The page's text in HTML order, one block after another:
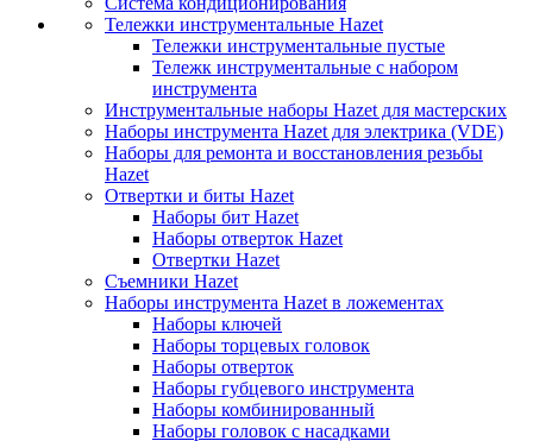
Тележки инструментальные Hazet
Тележки инструментальные пустые
Тележк инструментальные с набором
инструмента
Инструментальные наборы Hazet для мастерских
Наборы инструмента Hazet для электрика (VDE)
Наборы для ремонта и восстановления резьбы
Hazet
Отвертки и биты Hazet
Наборы бит Hazet
Наборы отверток Hazet
Отвертки Hazet
Съемники Hazet
Наборы инструмента Hazet в ложементах
Наборы ключей
Наборы торцевых головок
Наборы отверток
Наборы губцевого инструмента
Наборы комбинированный
Наборы головок с насадками